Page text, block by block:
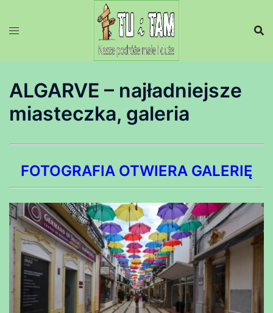
ALGARVE – najładniejsze
miasteczka, galeria
FOTOGRAFIA OTWIERA GALERIĘ